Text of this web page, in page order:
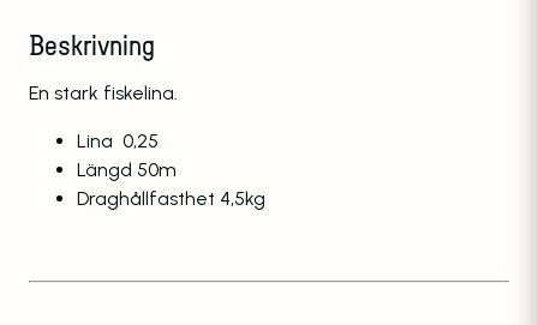
Beskrivning
En stark fiskelina.
Lina 0,25
Längd 50m
Draghållfasthet 4,5kg